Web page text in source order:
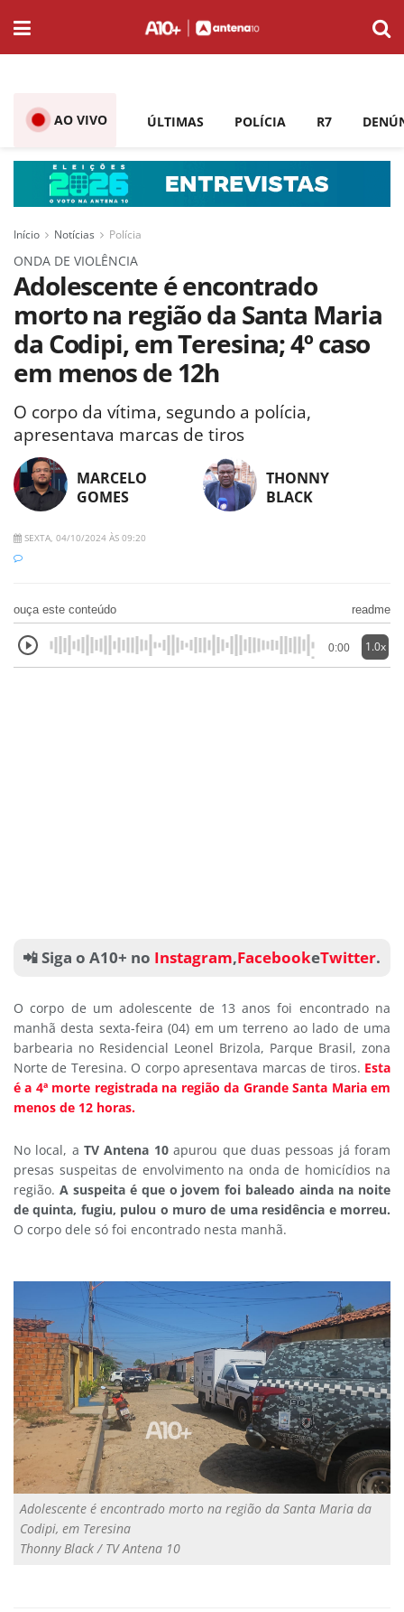
AO VIVO ÚLTIMAS POLÍCIA R7
Início Notícias Polícia
ONDA DE VIOLÊNCIA
Adolescente é encontrado
morto na região da Santa Maria
da Codipi, em Teresina; 4º caso
em menos de 12h
O corpo da vítima, segundo a polícia,
apresentava marcas de tiros
MARCELO
GOMES
THONNY
BLACK
SEXTA, 04/10/2024 ÀS 09:20
ouça este conteúdo readme
0:00 1.0x
📲 Siga o A10+ no Instagram,FacebookeTwitter.
O corpo de um adolescente de 13 anos foi encontrado na
manhã desta sexta-feira (04) em um terreno ao lado de uma
barbearia no Residencial Leonel Brizola, Parque Brasil, zona
Norte de Teresina. O corpo apresentava marcas de tiros. Esta
é a 4ª morte registrada na região da Grande Santa Maria em
menos de 12 horas.
No local, aTV Antena 10apurou que duas pessoas já foram
presas suspeitas de envolvimento na onda de homicídios na
região. A suspeita é que o jovem foi baleado ainda na noite
de quinta, fugiu, pulou o muro de uma residência e morreu.
O corpo dele só foi encontrado nesta manhã.
Adolescente é encontrado morto na região da Santa Maria da
Codipi, em Teresina
Thonny Black / TV Antena 10